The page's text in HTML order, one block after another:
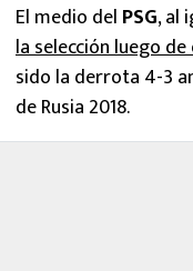
El medio del PSG, al
la selección luego
sido la derrota 4-3
de Rusia 2018.